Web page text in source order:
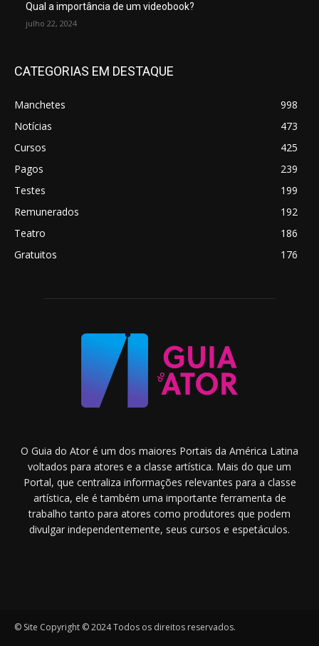
Qual a importância de um videobook?
julho 22, 2024
CATEGORIAS EM DESTAQUE
Manchetes
998
Notícias
473
Cursos
425
Pagos
239
Testes
199
Remunerados
192
Teatro
186
Gratuitos
176
O Guia do Ator é um dos maiores Portais da América Latina
voltados para atores e a classe artística. Mais do que um
Portal, que centraliza informações relevantes para a classe
artística, ele é também uma importante ferramenta de
trabalho tanto para atores como produtores que podem
divulgar independentemente, seus cursos e espetáculos.
© Site Copyright © 2024 Todos os direitos reservados.